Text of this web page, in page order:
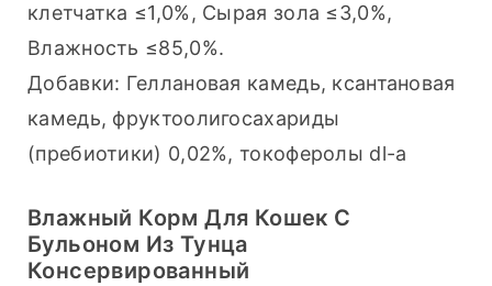
клетчатка ≤1,0%, Сырая зола ≤3,0%,
Влажность ≤85,0%.
Добавки: Геллановая камедь, ксантановая
камедь, фруктоолигосахариды
(пребиотики) 0,02%, токоферолы dl-a
Влажный Корм Для Кошек С
Бульоном Из Тунца
Консервированный